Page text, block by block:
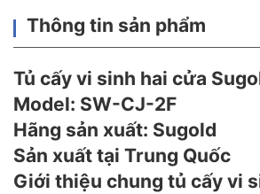
Thông tin sản phẩm
Tủ cấy vi sinh hai cửa
Model: SW-CJ-2F
Hãng sản xuất: Sugold
Sản xuất tại Trung Quốc
Giới thiệu chung tủ cấy vi